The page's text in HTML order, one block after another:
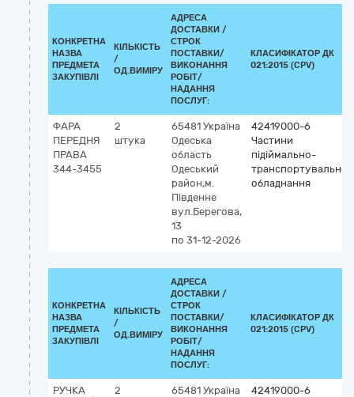
КОНКРЕТНА
НАЗВА
ПРЕДМЕТА
ЗАКУПІВЛІ
КІЛЬКІСТЬ
/
ОД.ВИМІРУ
АДРЕСА
ДОСТАВКИ /
СТРОК
ПОСТАВКИ/
ВИКОНАННЯ
РОБІТ/
НАДАННЯ
ПОСЛУГ:
КЛАСИФІКАТОР ДК
021:2015 (CPV)
ФАРА
ПЕРЕДНЯ
ПРАВА
344-3455
2
штука
65481 Україна
Одеська
область
Одеський
район,м.
Південне
вул.Берегова,
13
по 31-12-2026
42419000-6
Частини
підіймально-
обладнання
КОНКРЕТНА
НАЗВА
ПРЕДМЕТА
ЗАКУПІВЛІ
КІЛЬКІСТЬ
/
ОД.ВИМІРУ
АДРЕСА
ДОСТАВКИ /
СТРОК
ПОСТАВКИ/
ВИКОНАННЯ
РОБІТ/
НАДАННЯ
ПОСЛУГ:
КЛАСИФІКАТОР ДК
021:2015 (CPV)
РУЧКА
2
65481 Україна
42419000-6